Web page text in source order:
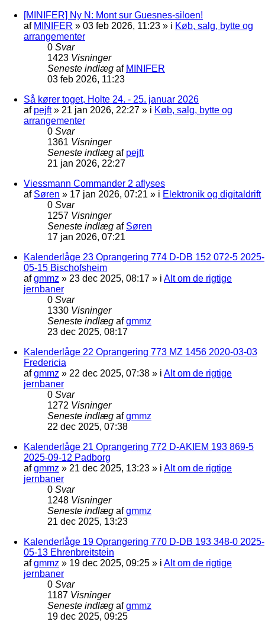
[MINIFER] Ny N: Mont sur Guesnes-siloen!
af MINIFER » 03 feb 2026, 11:23 » i Køb, salg, bytte og
arrangementer
0 Svar
1423 Visninger
Seneste indlæg af MINIFER
03 feb 2026, 11:23
Så kører toget, Holte 24. - 25. januar 2026
af pejft» 21 jan 2026, 22:27 » i Køb, salg, bytte og
arrangementer
0 Svar
1361 Visninger
Seneste indlæg af pejft
21 jan 2026, 22:27
Viessmann Commander 2 aflyses
af Søren » 17 jan 2026, 07:21 » i Elektronik og digitaldrift
0 Svar
1257 Visninger
Seneste indlæg af Søren
17 jan 2026, 07:21
Kalenderlåge 23 Oprangering 774 D-DB 152 072-5 2025-
05-15 Bischofsheim
afgmmz » 23 dec 2025, 08:17 » i Alt om de rigtige
jernbaner
0 Svar
1330 Visninger
Seneste indlæg afgmmz
23 dec 2025, 08:17
Kalenderlåge 22 Oprangering 773 MZ 1456 2020-03-03
Fredericia
afgmmz » 22 dec 2025, 07:38 » i Alt om de rigtige
jernbaner
0 Svar
1272 Visninger
Seneste indlæg afgmmz
22 dec 2025, 07:38
Kalenderlåge 21 Oprangering 772 D-AKIEM 193 869-5
2025-09-12 Padborg
afgmmz » 21 dec 2025, 13:23 » i Alt om de rigtige
jernbaner
0 Svar
1248 Visninger
Seneste indlæg afgmmz
21 dec 2025, 13:23
Kalenderlåge 19 Oprangering 770 D-DB 193 348-0 2025-
05-13 Ehrenbreitstein
afgmmz » 19 dec 2025, 09:25 » i Alt om de rigtige
jernbaner
0 Svar
1187 Visninger
Seneste indlæg afgmmz
19 dec 2025, 09:25